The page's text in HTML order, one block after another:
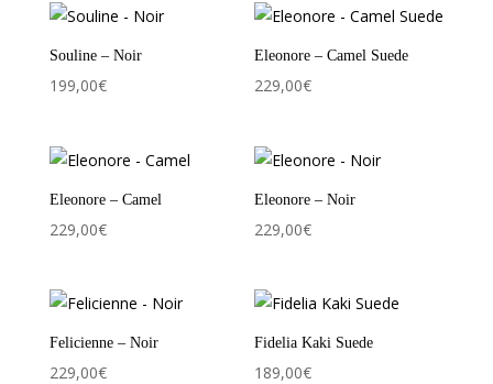
Souline – Noir
199,00€
Eleonore – Camel Suede
229,00€
Eleonore – Camel
229,00€
Eleonore – Noir
229,00€
Felicienne – Noir
229,00€
Fidelia Kaki Suede
189,00€